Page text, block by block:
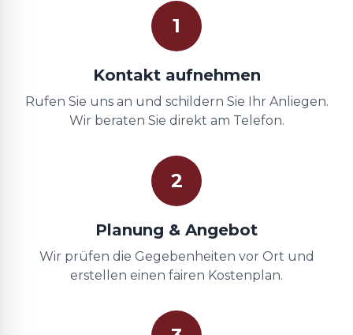
1
Kontakt aufnehmen
Rufen Sie uns an und schildern Sie Ihr Anliegen.
Wir beraten Sie direkt am Telefon.
2
Planung & Angebot
Wir prüfen die Gegebenheiten vor Ort und
erstellen einen fairen Kostenplan.